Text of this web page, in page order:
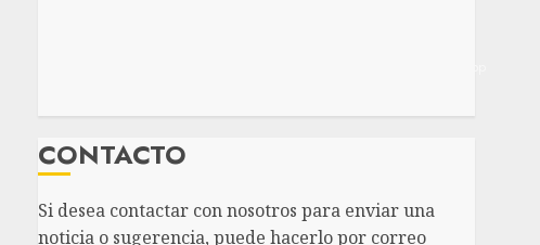
CONTACTO
Si desea contactar con nosotros para enviar una
noticia o sugerencia, puede hacerlo por correo